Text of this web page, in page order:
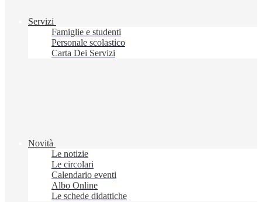
Servizi
Famiglie e studenti
Personale scolastico
Carta Dei Servizi
Novità
Le notizie
Le circolari
Calendario eventi
Albo Online
Le schede didattiche